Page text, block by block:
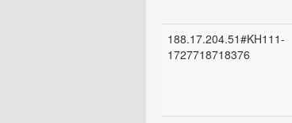
188.17.204.51#KH111-
1727718718376